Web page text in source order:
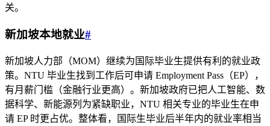
关。
新加坡本地就业#
新加坡人力部（MOM）继续为国际毕业生提供有利的就业政
策。NTU 毕业生找到工作后可申请 Employment Pass（EP），
有月薪门槛（金融行业更高）。新加坡政府已把人工智能、数
据科学、新能源列为紧缺职业，NTU 相关专业的毕业生在申
请 EP 时更占优。整体看，国际生毕业后半年内的就业率相当